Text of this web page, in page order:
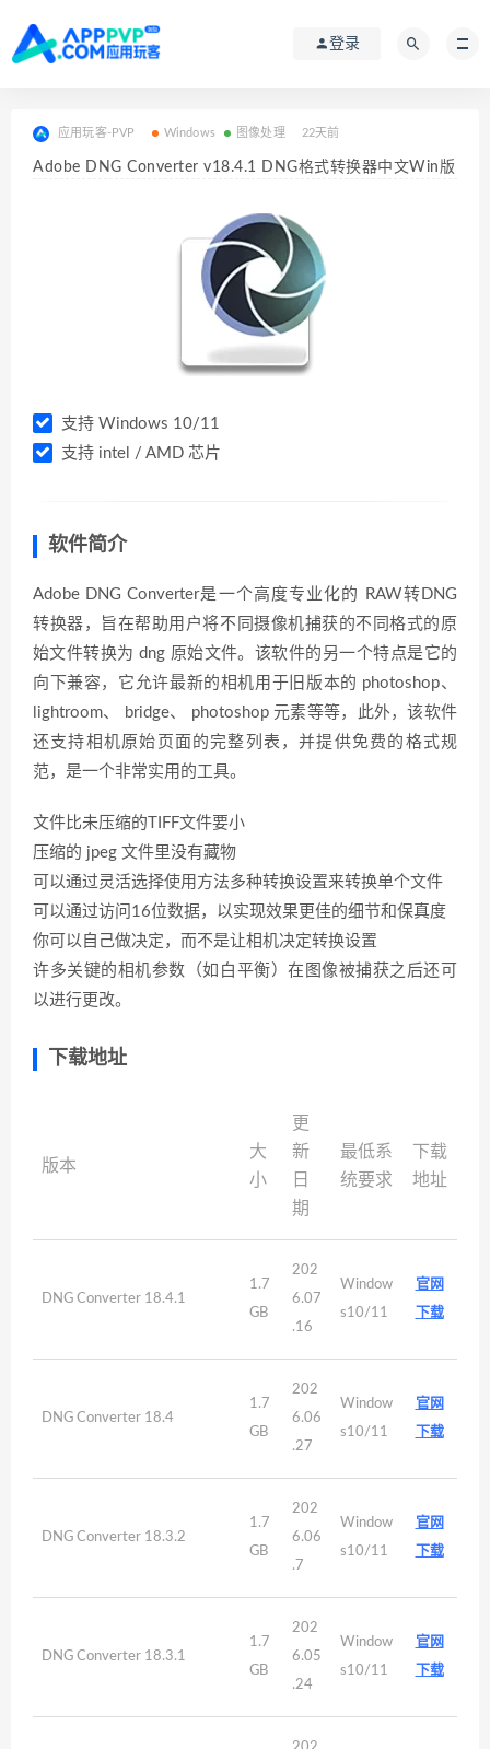
登录
应用玩客-PVP Windows 图像处理 22天前
Adobe DNG Converter v18.4.1 DNG格式转换器中文Win版
支持 Windows 10/11
支持 intel / AMD 芯片
软件简介
Adobe DNG Converter是一个高度专业化的 RAW转DNG
转换器，旨在帮助用户将不同摄像机捕获的不同格式的原
始文件转换为 dng 原始文件。该软件的另一个特点是它的
向下兼容，它允许最新的相机用于旧版本的 photoshop、
lightroom、 bridge、 photoshop 元素等等，此外，该软件
还支持相机原始页面的完整列表，并提供免费的格式规
范，是一个非常实用的工具。
文件比未压缩的TIFF文件要小
压缩的 jpeg 文件里没有藏物
可以通过灵活选择使用方法多种转换设置来转换单个文件
可以通过访问16位数据，以实现效果更佳的细节和保真度
你可以自己做决定，而不是让相机决定转换设置
许多关键的相机参数（如白平衡）在图像被捕获之后还可
以进行更改。
下载地址
版本
大
小
更
新
日
期
最低系
统要求
下载
地址
DNG Converter 18.4.1
1.7
GB
202
6.07
.16
Window
s10/11
官网
下载
DNG Converter 18.4
1.7
GB
202
6.06
.27
Window
s10/11
官网
下载
DNG Converter 18.3.2
1.7
GB
202
6.06
.7
Window
s10/11
官网
下载
DNG Converter 18.3.1
1.7
GB
202
6.05
.24
Window
s10/11
官网
下载